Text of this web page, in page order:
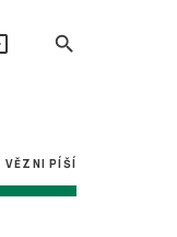
search
VĚZNI PÍŠÍ